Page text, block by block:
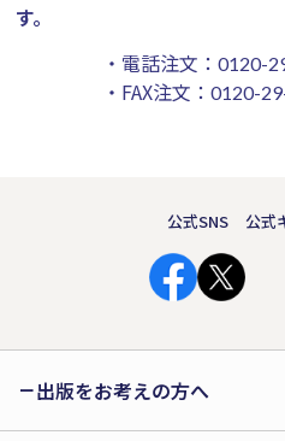
す。
・電話注文： 0120-
・FAX注文： 0120-
公式SNS 公式
出版をお考えの方へ